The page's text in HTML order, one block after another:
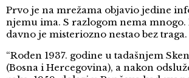
Prvo je na mrežama objavio jedine
njemu ima. S razlogom nema mnogo.
davno je misteriozno nestao bez traga.
“Rođen 1937. godine u tadašnjem
(Bosna i Hercegovina), a nakon